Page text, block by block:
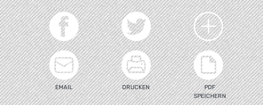
EMAIL DRUCKEN
PDF
SPEICHERN